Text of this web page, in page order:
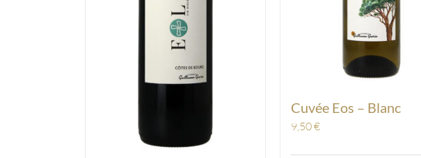
Cuvée Eos – Blanc
9,50€